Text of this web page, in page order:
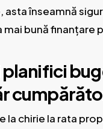
asta înseamnă
bună finanțare
planifici
la chirie la rata